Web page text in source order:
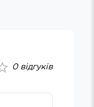
0відгуків